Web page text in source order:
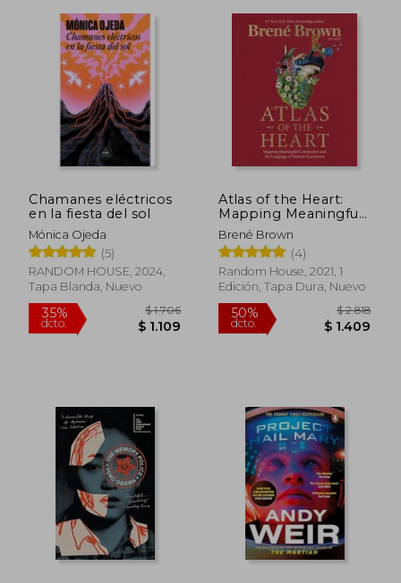
Chamanes eléctricos
en la fiesta del sol
Mónica Ojeda
(5)
RANDOM HOUSE, 2024,
Tapa Blanda, Nuevo
35%
dcto.
Atlas of the Heart:
Mapping Meaningful
Connection and the
Language of Human
Experience (en
Inglés)
Brené Brown
(4)
Random House, 2021, 1
Edición, Tapa Dura, Nuevo
50%
dcto.